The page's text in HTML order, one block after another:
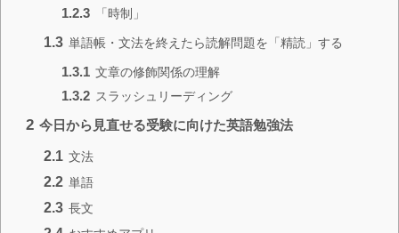
1.2.3 「時制」
1.3 単語帳・文法を終えたら読解問題を「精読」する
1.3.1 文章の修飾関係の理解
1.3.2 スラッシュリーディング
2 今日から見直せる受験に向けた英語勉強法
2.1 文法
2.2 単語
2.3 長文